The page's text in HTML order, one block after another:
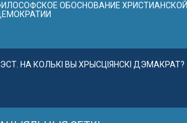
ОБОСНОВАНИЕ ХРИСТИАНСКОЙ
НА КОЛЬКІ ВЫ ХРЫСЦІЯНСКІ ДЭМАКРАТ?